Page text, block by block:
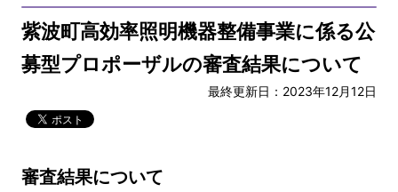
紫波町高効率照明機器整備事業に係る公
募型プロポーザルの審査結果について
最終更新日：2023年12月12日
審査結果について